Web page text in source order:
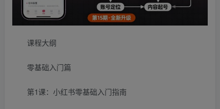
课程大纲
零基础入门篇
第1课：小红书零基础入门指南